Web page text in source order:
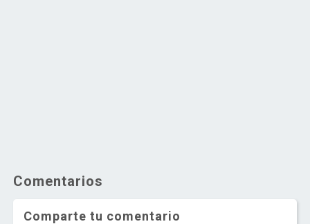
Comentarios
Comparte tu comentario